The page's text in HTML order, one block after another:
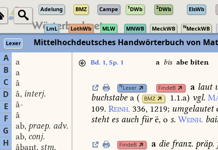
Adelung BMZ Campe 1DWb 2DWb ElsWb
LmL LothWb MLW MNWB MeckWB NMeckWB
Lexer
Mittelhochdeutsches Handwörterbuch von
A
B
C
D
E
F
G
H
a
a
â
â, interj.
â-
â
ab, praep. adv.
ab, conj.
âbant, stm.
Bd. 1, Sp. 1 abis abe biten
NLexer FindeB a laut
buchstabe a ( BMZ 1.1.a) vgl.
109. Reinh. 336, 1219; umgelautet
stehtes auch fürë, o s. Weinh.
FindeB a die franz. präp.